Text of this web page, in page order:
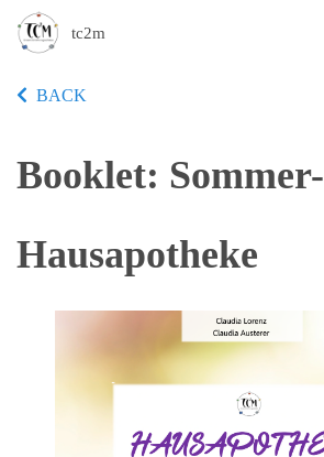
tc2m
BACK
Booklet: Sommer-
Hausapotheke